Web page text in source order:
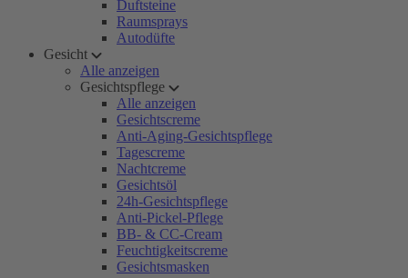
Duftsteine
Raumsprays
Autodüfte
Gesicht
Alle anzeigen
Gesichtspflege
Alle anzeigen
Gesichtscreme
Anti-Aging-Gesichtspflege
Tagescreme
Nachtcreme
Gesichtsöl
24h-Gesichtspflege
Anti-Pickel-Pflege
BB- & CC-Cream
Feuchtigkeitscreme
Gesichtsmasken